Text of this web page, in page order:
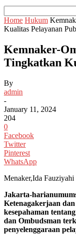
Home Hukum
Kualitas Pelayanan
Kemnaker-
Tingkatkan
By
admin
-
January 11, 2024
204
0
Facebook
Twitter
Pinterest
WhatsApp
Menaker,Ida
Jakarta-
Ketenagakerjaan
kesepahaman
dan Ombudsman
penyelenggaraan